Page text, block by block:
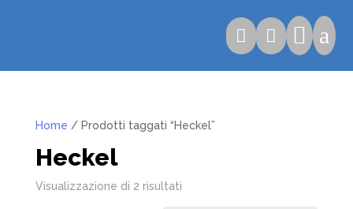
   a
Home / Prodotti taggati “Heckel”
Heckel
Visualizzazione di 2 risultati